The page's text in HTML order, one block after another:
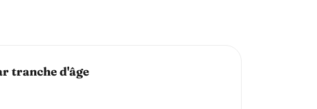
tranche d'âge